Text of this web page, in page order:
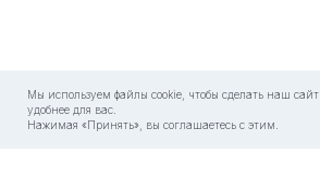
Мы используем файлы cookie, чтобы сделать наш сайт
удобнее для вас.
Нажимая «Принять», вы соглашаетесь с этим.